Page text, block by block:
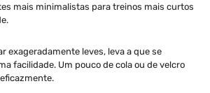
mais minimalistas para treinos mais curtos
exageradamente leves, leva a que se
facilidade. Um pouco de cola ou de velcro